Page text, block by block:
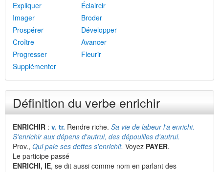
Expliquer
Éclaircir
Imager
Broder
Prospérer
Développer
Croître
Avancer
Progresser
Fleurir
Supplémenter
Définition du verbe enrichir
ENRICHIR : v. tr. Rendre riche. Sa vie de labeur l'a enrichi.
S'enrichir aux dépens d'autrui, des dépouilles d'autrui.
Prov., Qui paie ses dettes s'enrichit. Voyez PAYER.
Le participe passé
ENRICHI, IE, se dit aussi comme nom en parlant des